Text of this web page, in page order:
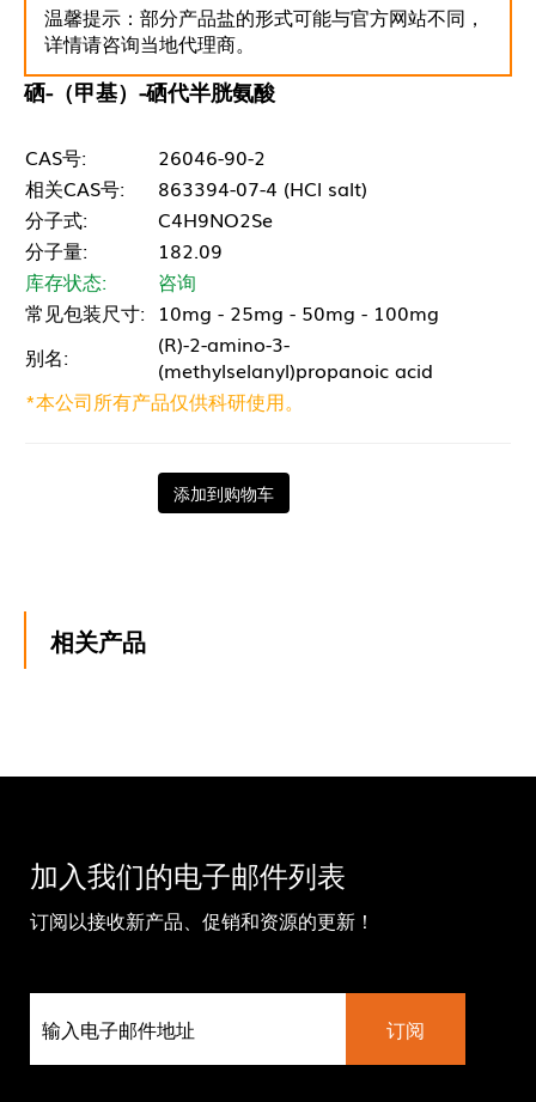
温馨提示：部分产品盐的形式可能与官方网站不同，
详情请咨询当地代理商。
硒-（甲基）-硒代半胱氨酸
CAS号:
26046-90-2
相关CAS号:
863394-07-4 (HCl salt)
分子式:
C4H9NO2Se
分子量:
182.09
库存状态:
咨询
常见包装尺寸: 10mg - 25mg - 50mg - 100mg
别名:
(R)-2-amino-3-
(methylselanyl)propanoic acid
*本公司所有产品仅供科研使用。
添加到购物车
相关产品
加入我们的电子邮件列表
订阅以接收新产品、促销和资源的更新！